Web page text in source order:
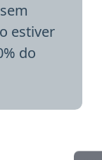
estiver
do